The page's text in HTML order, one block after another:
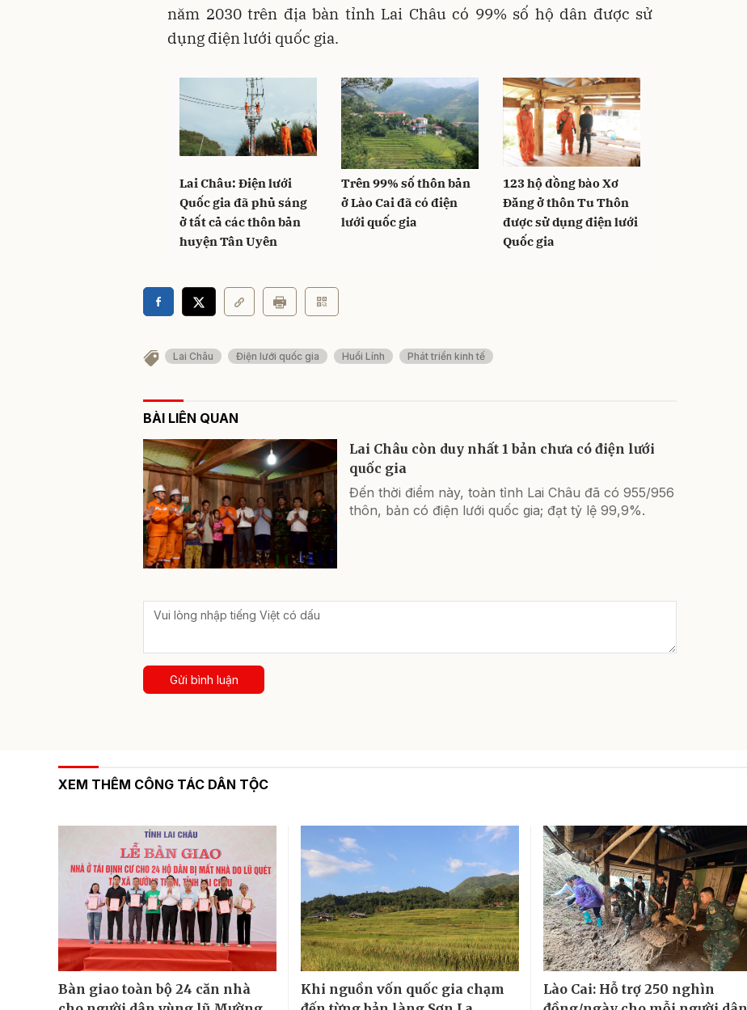
năm 2030 trên địa bàn tỉnh Lai Châu có 99% số hộ dân được sử
dụng điện lưới quốc gia.
Lai Châu: Điện lưới
Quốc gia đã phủ sáng
ở tất cả các thôn bản
huyện Tân Uyên
Trên 99% số thôn bản
ở Lào Cai đã có điện
lưới quốc gia
123 hộ đồng bào Xơ
Đăng ở thôn Tu Thôn
được sử dụng điện lưới
Quốc gia
Lai Châu Điện lưới quốc gia Huổi Lính Phát triển kinh tế
BÀI LIÊN QUAN
Lai Châu còn duy nhất 1 bản chưa có điện lưới
quốc gia
Đến thời điểm này, toàn tỉnh Lai Châu đã có 955/956
thôn, bản có điện lưới quốc gia; đạt tỷ lệ 99,9%.
Gửi bình luận
XEM THÊM CÔNG TÁC DÂN TỘC
Bàn giao toàn bộ 24 căn nhà
Khi nguồn vốn quốc gia chạm
Lào Cai: Hỗ trợ 250 nghìn